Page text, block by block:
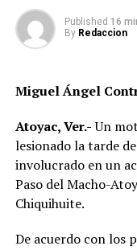
La detención de El
contra la
de coordinación
RELATED TOPICS:
DESPUÉS
Muere motociclista
ANTES
Asesinan a trailero
Published 16
By Redaccion
Miguel Ángel
Atoyac, Ver.-Un
lesionado la tarde
involucrado en un
Paso del Macho-
Chiquihuite.
De acuerdo con los